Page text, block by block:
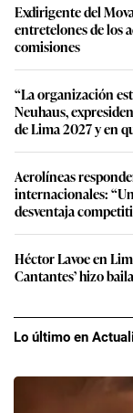
Exdirigente del
entretelones de los
comisiones
“La organización
Neuhaus,
de Lima 2027 y en
Aerolíneas
internacionales:
desventaja
Héctor Lavoe en
Cantantes’ hizo
Lo último en